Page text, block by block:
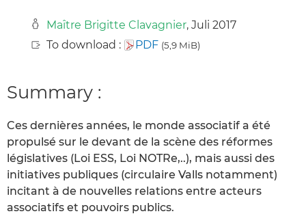
Maître Brigitte Clavagnier, Juli 2017
To download :
PDF (5,9 MiB)
Summary :
Ces dernières années, le monde associatif a été
propulsé sur le devant de la scène des réformes
législatives (Loi ESS, Loi NOTRe,..), mais aussi des
initiatives publiques (circulaire Valls notamment)
incitant à de nouvelles relations entre acteurs
associatifs et pouvoirs publics.